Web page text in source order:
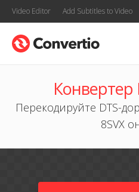
Video Editor Add Subtitles to Video
Конвертер
Перекодируйте DTS-
8SVX